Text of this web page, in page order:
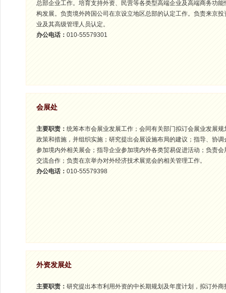
总部企业工作。培育支持外资、民营等各类型高端企业及高端商务功能
构发展。负责境外跨国公司在京设立地区总部的认定工作。负责来京投
业及其高级管理人员认定。
办公电话： 010-55579301
会展处
主要职责： 统筹本市会展业发展工作；会同有关部门拟订会展业发展规
政策和措施，并组织实施；研究提出会展设施布局的建议；指导、协调
参加境内外相关展会；指导企业参加境内外各类贸易促进活动；负责会
交流合作；负责在京举办对外经济技术展览会的相关管理工作。
办公电话： 010-55579398
外资发展处
主要职责： 研究提出本市利用外资的中长期规划及年度计划，拟订外商